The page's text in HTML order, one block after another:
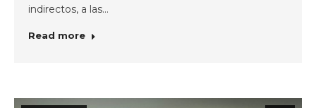
indirectos, a las…
Read more